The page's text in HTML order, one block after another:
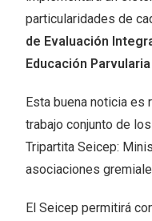
particularidades de
de Evaluación
Educación
Esta buena noticia es
trabajo conjunto de
Tripartita Seicep:
asociaciones
El Seicep permitirá